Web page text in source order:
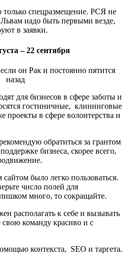
только спецразмещение. РСЯ не
надо быть первыми везде,
в заявки.
– 22 сентября
для бизнесов в сфере заботы и
гостиничные, клининговые
проекты в сфере волонтерства и
обратиться за грантом
бизнеса, скорее всего,
было легко пользоваться.
число полей для
много, то сокращайте.
располагать к себе и вызывать
команду красиво и с
контекста, SEO и таргета.